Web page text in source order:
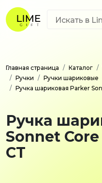
Главная страница Каталог
Ручки
Ручки шариковые
Ручка шариковая Parker
Ручка
Sonnet
CT